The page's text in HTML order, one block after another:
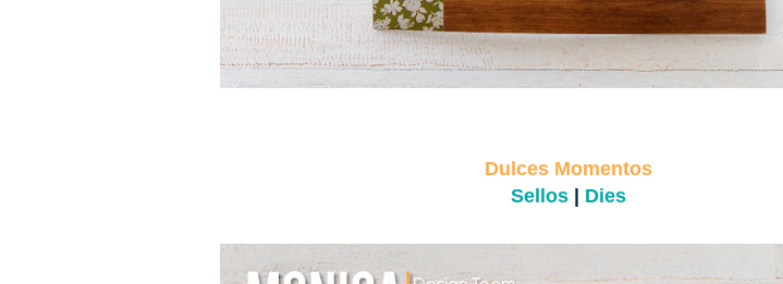
Dulces Momentos
Sellos
Dies